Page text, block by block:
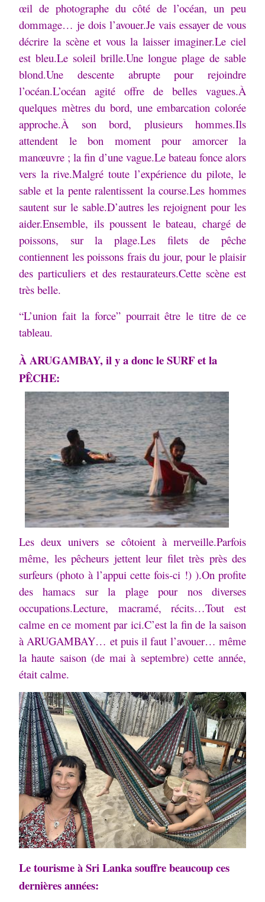
œil de photographe du côté de l’océan, un peu
dommage… je dois l’avouer.Je vais essayer de vous
décrire la scène et vous la laisser imaginer.Le ciel
est bleu.Le soleil brille.Une longue plage de sable
blond.Une descente abrupte pour rejoindre
l’océan.L’océan agité offre de belles vagues.À
quelques mètres du bord, une embarcation colorée
approche.À son bord, plusieurs hommes.Ils
attendent le bon moment pour amorcer la
manœuvre ; la fin d’une vague.Le bateau fonce alors
vers la rive.Malgré toute l’expérience du pilote, le
sable et la pente ralentissent la course.Les hommes
sautent sur le sable.D’autres les rejoignent pour les
aider.Ensemble, ils poussent le bateau, chargé de
poissons, sur la plage.Les filets de pêche
contiennent les poissons frais du jour, pour le plaisir
des particuliers et des restaurateurs.Cette scène est
très belle.
“L’union fait la force” pourrait être le titre de ce
tableau.
À ARUGAMBAY, il y a donc le SURF et la
PÊCHE:
Les deux univers se côtoient à merveille.Parfois
même, les pêcheurs jettent leur filet très près des
surfeurs (photo à l’appui cette fois-ci !) ).On profite
des hamacs sur la plage pour nos diverses
occupations.Lecture, macramé, récits…Tout est
calme en ce moment par ici.C’est la fin de la saison
à ARUGAMBAY… et puis il faut l’avouer… même
la haute saison (de mai à septembre) cette année,
était calme.
Le tourisme à Sri Lanka souffre beaucoup ces
dernières années: